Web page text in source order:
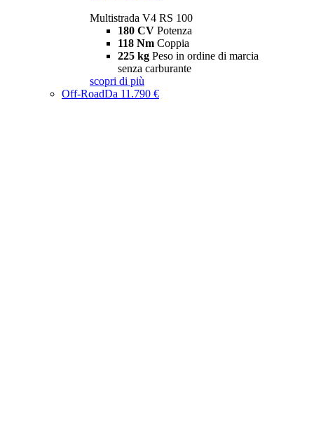
Multistrada V4 RS 100
180 CV Potenza
118 Nm Coppia
225 kg Peso in ordine di marcia
senza carburante
scopri di più
Off-RoadDa 11.790 €